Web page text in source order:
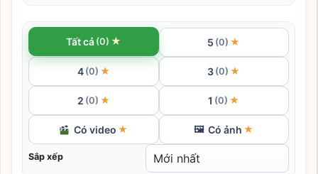
Tất cả (0) ★ 5 (0) ★
4 (0) ★ 3 (0) ★
2 (0) ★ 1 (0) ★
Có video ★ 🖼 Có ảnh ★
Sắp xếp